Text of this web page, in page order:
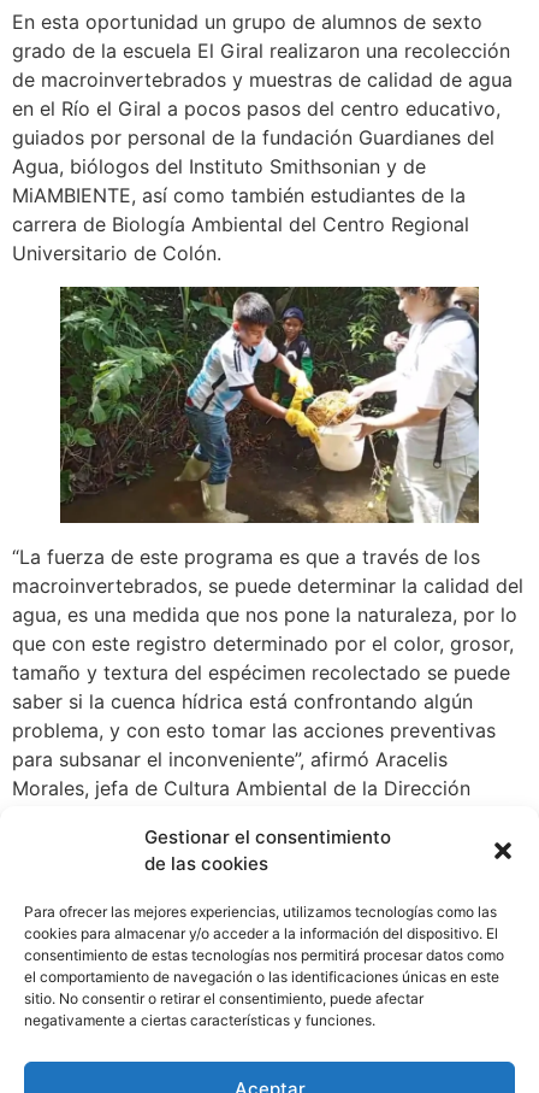
Gestionar el consentimiento
de las cookies
Para ofrecer las mejores experiencias, utilizamos tecnologías como las
cookies para almacenar y/o acceder a la información del dispositivo. El
consentimiento de estas tecnologías nos permitirá procesar datos como
el comportamiento de navegación o las identificaciones únicas en este
sitio. No consentir o retirar el consentimiento, puede afectar
negativamente a ciertas características y funciones.
Aceptar
En esta oportunidad un grupo de alumnos de sexto
grado de la escuela El Giral realizaron una recolección
de macroinvertebrados y muestras de calidad de agua
en el Río el Giral a pocos pasos del centro educativo,
guiados por personal de la fundación Guardianes del
Agua, biólogos del Instituto Smithsonian y de
MiAMBIENTE, así como también estudiantes de la
carrera de Biología Ambiental del Centro Regional
Universitario de Colón.
“La fuerza de este programa es que a través de los
macroinvertebrados, se puede determinar la calidad del
agua, es una medida que nos pone la naturaleza, por lo
que con este registro determinado por el color, grosor,
tamaño y textura del espécimen recolectado se puede
saber si la cuenca hídrica está confrontando algún
problema, y con esto tomar las acciones preventivas
para subsanar el inconveniente”, afirmó Aracelis
Morales, jefa de Cultura Ambiental de la Dirección
“Los macroinvertebrados se encuentran en
que contaminan. Estos solo se recolectan se
analizan y luego son devueltos para volver en
algún tiempo continuar con el estudio”,
agregó Morales.
WhatsApp
Compartir